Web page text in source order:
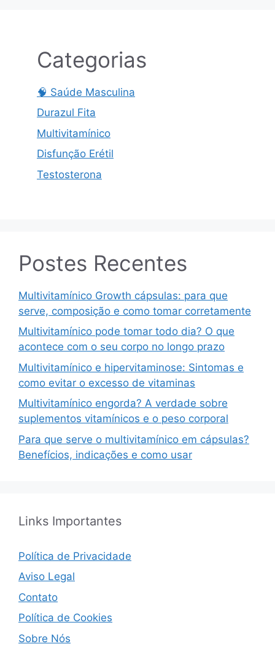
Categorias
🧠 Saúde Masculina
Durazul Fita
Multivitamínico
Disfunção Erétil
Testosterona
Postes Recentes
Multivitamínico Growth cápsulas: para que
serve, composição e como tomar corretamente
Multivitamínico pode tomar todo dia? O que
acontece com o seu corpo no longo prazo
Multivitamínico e hipervitaminose: Sintomas e
como evitar o excesso de vitaminas
Multivitamínico engorda? A verdade sobre
suplementos vitamínicos e o peso corporal
Para que serve o multivitamínico em cápsulas?
Benefícios, indicações e como usar
Links Importantes
Política de Privacidade
Aviso Legal
Contato
Política de Cookies
Sobre Nós